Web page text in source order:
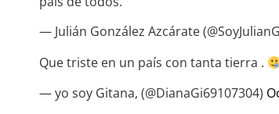
— Julián González Azcárate
Que triste en un país con tanta tierra .
— yo soy Gitana, (@DianaGi69107304)